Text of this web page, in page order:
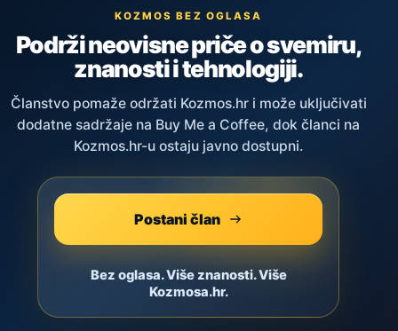
KOZMOS BEZ OGLASA
Podrži neovisne priče o svemiru,
znanosti i tehnologiji.
Članstvo pomaže održati Kozmos.hr i može uključivati
dodatne sadržaje na Buy Me a Coffee, dok članci na
Kozmos.hr-u ostaju javno dostupni.
Postani član
Bez oglasa. Više znanosti. Više
Kozmosa.hr.